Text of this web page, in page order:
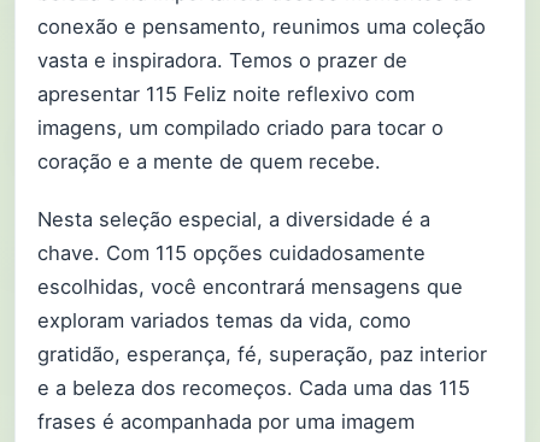
conexão e pensamento, reunimos uma coleção
vasta e inspiradora. Temos o prazer de
apresentar 115 Feliz noite reflexivo com
imagens, um compilado criado para tocar o
coração e a mente de quem recebe.
Nesta seleção especial, a diversidade é a
chave. Com 115 opções cuidadosamente
escolhidas, você encontrará mensagens que
exploram variados temas da vida, como
gratidão, esperança, fé, superação, paz interior
e a beleza dos recomeços. Cada uma das 115
frases é acompanhada por uma imagem